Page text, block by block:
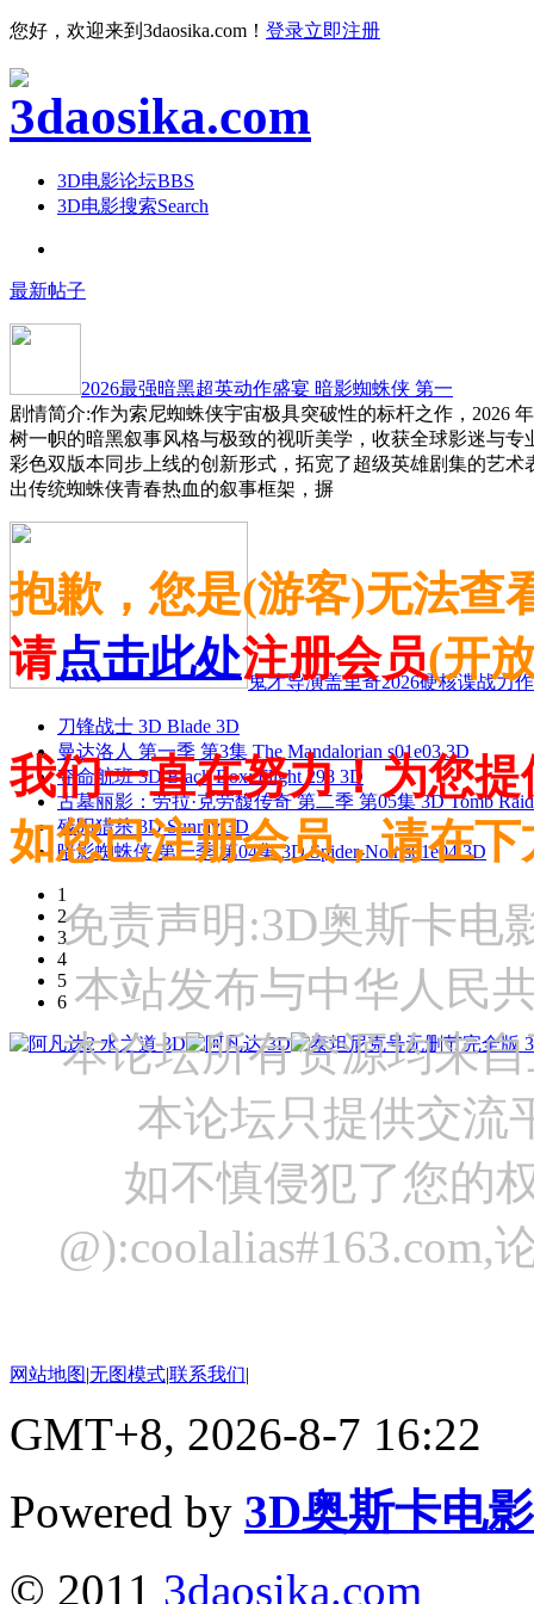
您好，欢迎来到3daosika.com！ 登录立即注册
3D电影论坛BBS
3D电影搜索Search
最新帖子
2026最强暗黑超英动作盛宴 暗影蜘蛛侠 第一
剧情简介:作为索尼蜘蛛侠宇宙极具突破性的标杆之作，2026
树一帜的暗黑叙事风格与极致的视听美学，收获全球影迷与
彩色双版本同步上线的创新形式，拓宽了超级英雄剧集的艺
出传统蜘蛛侠青春热血的叙事框架，摒
鬼才导演盖里奇2026硬核谍战力
刀锋战士 3D Blade 3D
曼达洛人 第一季 第3集 The Mandalorian s01e03 3D
夺命航班 3D Black Box: Flight 298 3D
古墓丽影：劳拉·克劳馥传奇 第二季 第05集 3D Tomb
残阳猎杀 3D Sunray 3D
暗影蜘蛛侠 第一季 第04集 3D Spider-Noir s01e04 3D
1
2
3
4
5
6
抱歉，您是(游客)无法查
请点击此处注册会员(开
我们一直在努力！为您
如您已注册会员，请在
免责声明:3D奥斯卡电
本站发布与中华人民
本论坛所有资源均来
本论坛只提供交流
如不慎侵犯了您的
网站地图|无图模式|联系我们|
GMT+8, 2026-8-7 16:22
Powered by 3D奥斯卡电
© 2011 3daosika.com